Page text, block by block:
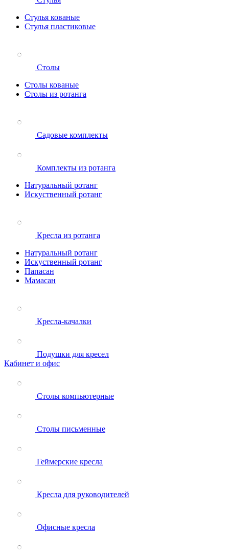
Стулья кованые
Стулья пластиковые
Столы
Столы кованые
Столы из ротанга
Садовые комплекты
Комплекты из ротанга
Натуральный ротанг
Искуственный ротанг
Кресла из ротанга
Натуральный ротанг
Искуственный ротанг
Папасан
Мамасан
Кресла-качалки
Подушки для кресел
Кабинет и офис
Столы компьютерные
Столы письменные
Геймерские кресла
Кресла для руководителей
Офисные кресла